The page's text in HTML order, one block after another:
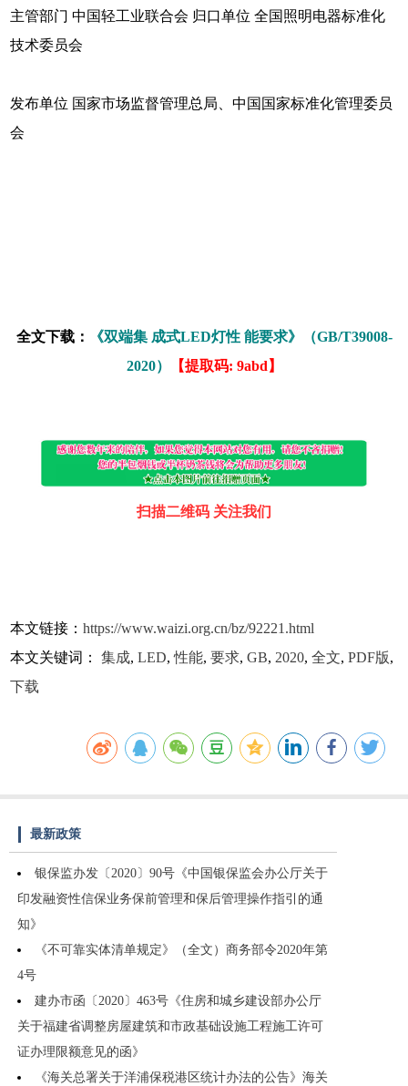
主管部门 中国轻工业联合会 归口单位 全国照明电器标准化
技术委员会
发布单位 国家市场监督管理总局、中国国家标准化管理委员
会
全文下载：
《双端集 成式LED灯性 能要求》（GB/T39008-
2020）
【提取码: 9abd】
扫描二维码 关注我们
本文链接：https://www.waizi.org.cn/bz/92221.html
本文关键词：集成,LED,性能,要求,GB,2020,全文,PDF版,
下载
最新政策
银保监办发〔2020〕90号《中国银保监会办公厅关于
印发融资性信保业务保前管理和保后管理操作指引的通
知》
《不可靠实体清单规定》（全文）商务部令2020年第
4号
建办市函〔2020〕463号《住房和城乡建设部办公厅
关于福建省调整房屋建筑和市政基础设施工程施工许可
证办理限额意见的函》
《海关总署关于洋浦保税港区统计办法的公告》海关